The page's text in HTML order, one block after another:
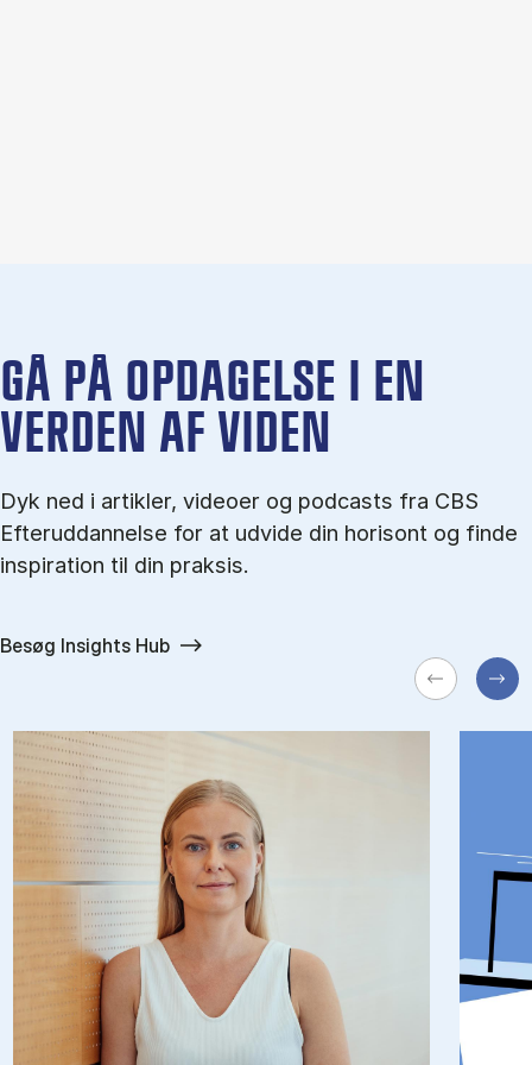
GÅ PÅ OPDAGELSE I EN
VERDEN AF VIDEN
Dyk ned i artikler, videoer og podcasts fra CBS
Efteruddannelse for at udvide din horisont og finde
inspiration til din praksis.
Besøg Insights Hub